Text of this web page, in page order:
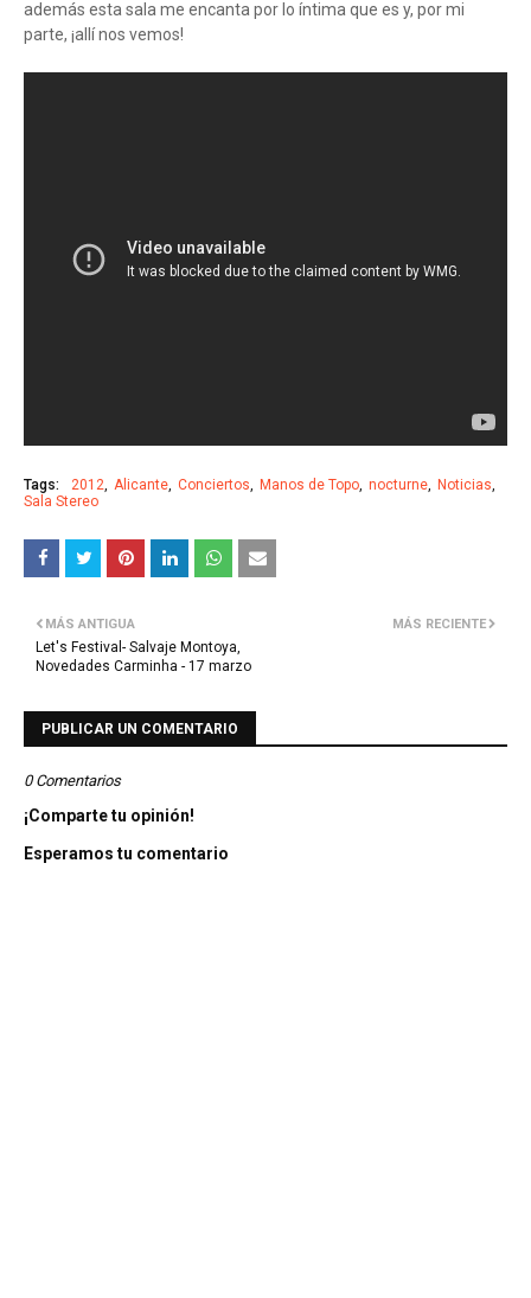
además esta sala me encanta por lo íntima que es y, por mi
parte, ¡allí nos vemos!
Tags: 2012 Alicante Conciertos Manos de Topo nocturne
Noticias
Sala Stereo
MÁS RECIENTE
MÁS ANTIGUA
Let's Festival- Salvaje Montoya,
Novedades Carminha - 17 marzo
PUBLICAR UN COMENTARIO
0 Comentarios
¡Comparte tu opinión!
Esperamos tu comentario